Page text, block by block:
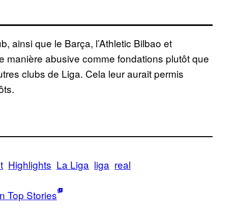
ainsi que le Barça, l’Athletic Bilbao et
manière abusive comme fondations plutôt que
clubs de Liga. Cela leur aurait permis
Highlights La Liga liga real
Top Stories